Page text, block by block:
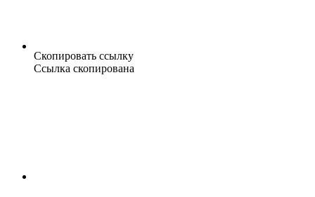
Скопировать ссылку
Ссылка скопирована